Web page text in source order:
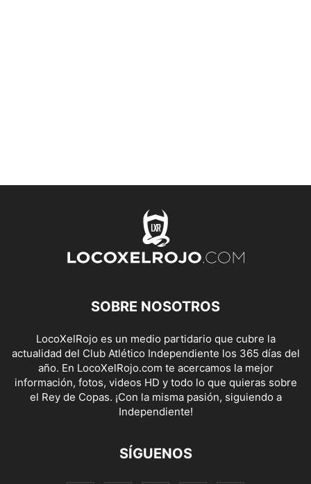
SOBRE NOSOTROS
LocoXelRojo es un medio partidario que cubre la
actualidad del Club Atlético Independiente los 365 días del
año. En LocoXelRojo.com te acercamos la mejor
información, fotos, videos HD y todo lo que quieras sobre
el Rey de Copas. ¡Con la misma pasión, siguiendo a
Independiente!
SÍGUENOS